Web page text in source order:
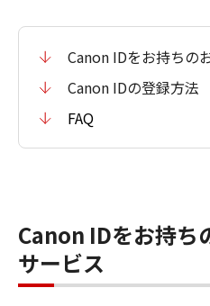
Canon IDをお持ちの
Canon IDの登録方法
FAQ
Canon IDをお持ち
サービス